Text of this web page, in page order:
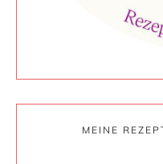
MEINE